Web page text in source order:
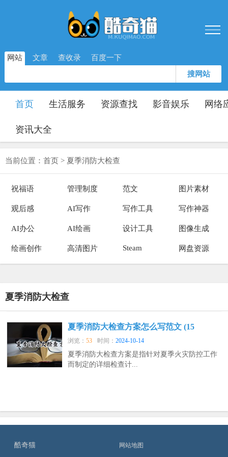
网站 文章 查收录 百度一下
搜网站
首页 生活服务 资源查找 影音娱乐 网络
资讯大全
当前位置： 首页 > 夏季消防大检查
祝福语 管理制度 范文 图片素材
观后感 AI写作 写作工具 写作神器
AI办公 AI绘画 设计工具 图像生成
绘画创作 高清图片 Steam 网盘资源
夏季消防大检查
夏季消防大检查方案怎么写范文 (15
浏览：53 时间：2024-10-14
夏季消防大检查方案是指针对夏季火灾防控工作
而制定的详细检查计...
酷奇猫 网站地图